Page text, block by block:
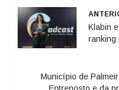
Klabin
ranking
Município de
Entreposto e da